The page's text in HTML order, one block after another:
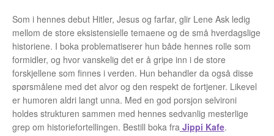
Om Jippi
Kontakt
Reklamebanners
Tegnere
Andrew Page
Som i hennes debut Hitler, Jesus og farfar, glir Lene Ask ledig
mellom de store eksistensielle temaene og de små hverdagslige
historiene. I boka problematiserer hun både hennes rolle som
formidler, og hvor vanskelig det er å gripe inn i de store
forskjellene som finnes i verden. Hun behandler da også disse
spørsmålene med det alvor og den respekt de fortjener. Likevel
er humoren aldri langt unna. Med en god porsjon selvironi
holdes strukturen sammen med hennes sedvanlig mesterlige
grep om historiefortellingen. Bestill boka fra Jippi Kafe.